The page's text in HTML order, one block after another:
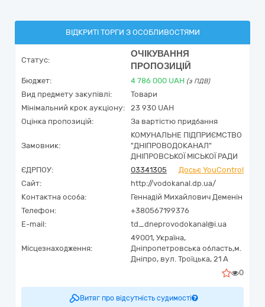
ВІДКРИТІ ТОРГИ З ОСОБЛИВОСТЯМИ
Статус:
ОЧІКУВАННЯ
ПРОПОЗИЦІЙ
Бюджет: 4 786 000 UAH (з ПДВ)
Вид предмету закупівлі:
Товари
Мінімальний крок аукціону:
23 930 UAH
Оцінка пропозицій:
За вартістю придбання
Замовник:
КОМУНАЛЬНЕ ПІДПРИЄМСТВО
"ДНІПРОВОДОКАНАЛ"
ДНІПРОВСЬКОЇ МІСЬКОЇ РАДИ
ЄДРПОУ:
03341305
Досьє YouControl
Сайт:
http://vodokanal.dp.ua/
Контактна особа:
Геннадій Михайлович Деменін
Телефон:
+380567199376
E-mail:
td_dneprovodokanal@i.ua
Місцезнаходження:
49001, Україна,
Дніпропетровська область,м.
Дніпро, вул. Троїцька, 21 А
0
Витяг про відсутність судимості